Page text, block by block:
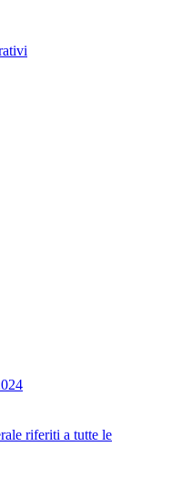
riferiti a tutte le